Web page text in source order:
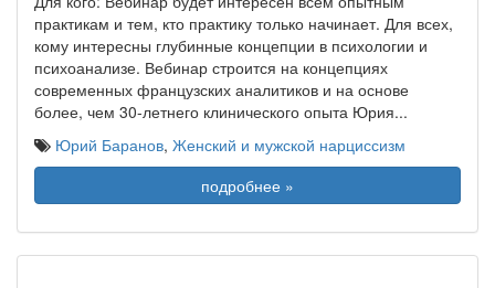
практикам и тем, кто практику только начинает. Для всех,
кому интересны глубинные концепции в психологии и
психоанализе. Вебинар строится на концепциях
современных французских аналитиков и на основе
более, чем 30-летнего клинического опыта Юрия...
Юрий Баранов, Женский и мужской нарциссизм
подробнее »